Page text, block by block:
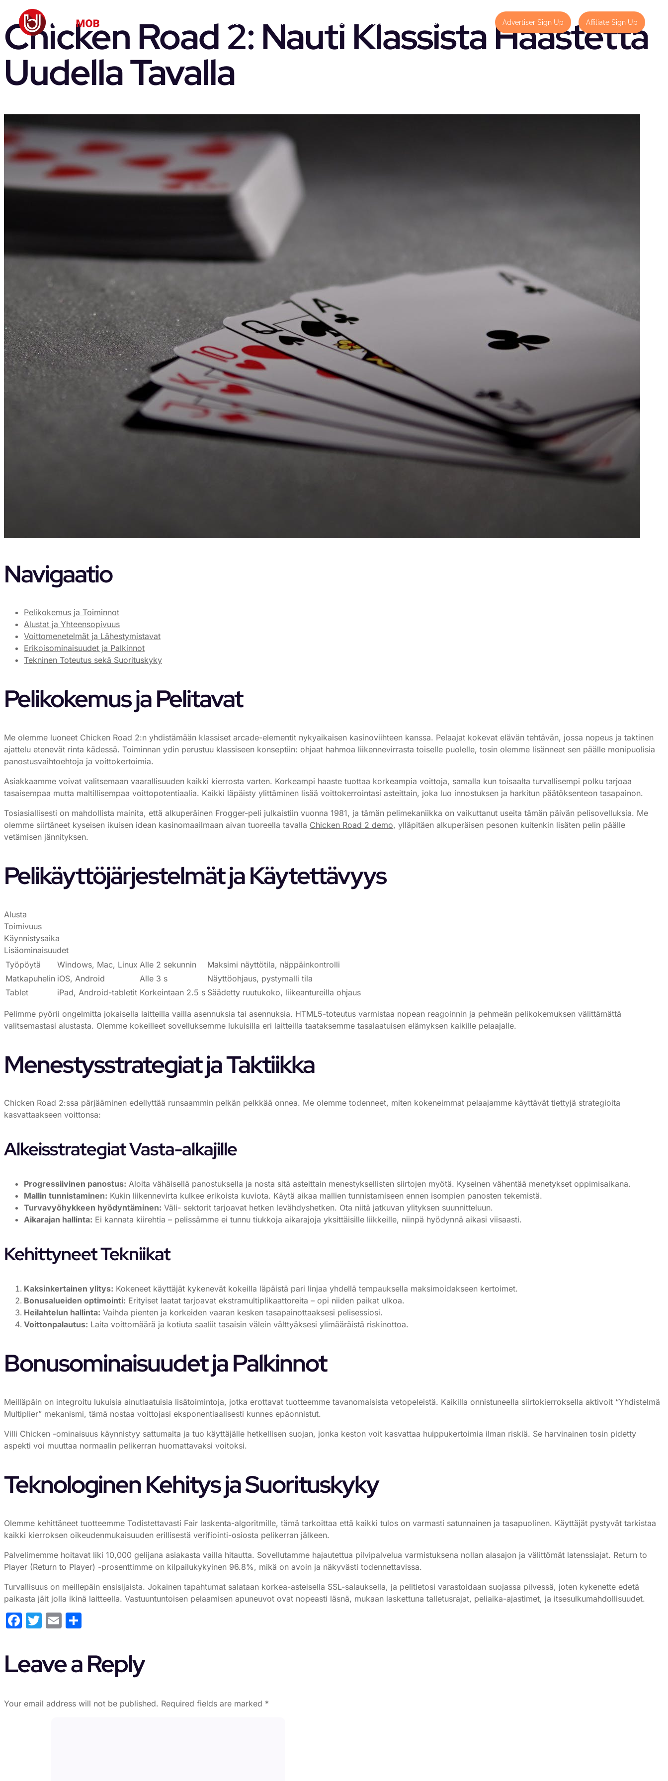
Home Marketing Services Partners Cases Advertiser Sign Up Affiliate Sign Up
Chicken Road 2: Nauti Klassista Haastetta
Uudella Tavalla
Navigaatio
Pelikokemus ja Toiminnot
Alustat ja Yhteensopivuus
Voittomenetelmät ja Lähestymistavat
Erikoisominaisuudet ja Palkinnot
Tekninen Toteutus sekä Suorituskyky
Pelikokemus ja Pelitavat
Me olemme luoneet Chicken Road 2:n yhdistämään klassiset arcade-elementit nykyaikaisen kasinoviihteen kanssa. Pelaajat kokevat elävän tehtävän, jossa nopeus ja taktinen
ajattelu etenevät rinta kädessä. Toiminnan ydin perustuu klassiseen konseptiin: ohjaat hahmoa liikennevirrasta toiselle puolelle, tosin olemme lisänneet sen päälle monipuolisia
panostusvaihtoehtoja ja voittokertoimia.
Asiakkaamme voivat valitsemaan vaarallisuuden kaikki kierrosta varten. Korkeampi haaste tuottaa korkeampia voittoja, samalla kun toisaalta turvallisempi polku tarjoaa
tasaisempaa mutta maltillisempaa voittopotentiaalia. Kaikki läpäisty ylittäminen lisää voittokerrointasi asteittain, joka luo innostuksen ja harkitun päätöksenteon tasapainon.
Tosiasiallisesti on mahdollista mainita, että alkuperäinen Frogger-peli julkaistiin vuonna 1981, ja tämän pelimekaniikka on vaikuttanut useita tämän päivän pelisovelluksia. Me
olemme siirtäneet kyseisen ikuisen idean kasinomaailmaan aivan tuoreella tavalla Chicken Road 2 demo, ylläpitäen alkuperäisen pesonen kuitenkin lisäten pelin päälle
vetämisen jännityksen.
Pelikäyttöjärjestelmät ja Käytettävyys
Alusta
Toimivuus
Käynnistysaika
Lisäominaisuudet
Työpöytä
Windows, Mac, Linux Alle 2 sekunnin
Maksimi näyttötila, näppäinkontrolli
Matkapuhelin iOS, Android Alle 3 s
Näyttöohjaus, pystymalli tila
Tablet
iPad, Android-tabletit Korkeintaan 2.5 s Säädetty ruutukoko, liikeantureilla ohjaus
Pelimme pyörii ongelmitta jokaisella laitteilla vailla asennuksia tai asennuksia. HTML5-toteutus varmistaa nopean reagoinnin ja pehmeän pelikokemuksen välittämättä
valitsemastasi alustasta. Olemme kokeilleet sovelluksemme lukuisilla eri laitteilla taataksemme tasalaatuisen elämyksen kaikille pelaajalle.
Menestysstrategiat ja Taktiikka
Chicken Road 2:ssa pärjääminen edellyttää runsaammin pelkän pelkkää onnea. Me olemme todenneet, miten kokeneimmat pelaajamme käyttävät tiettyjä strategioita
kasvattaakseen voittonsa:
Alkeisstrategiat Vasta-alkajille
Progressiivinen panostus: Aloita vähäisellä panostuksella ja nosta sitä asteittain menestyksellisten siirtojen myötä. Kyseinen vähentää menetykset oppimisaikana.
Mallin tunnistaminen: Kukin liikennevirta kulkee erikoista kuviota. Käytä aikaa mallien tunnistamiseen ennen isompien panosten tekemistä.
Turvavyöhykkeen hyödyntäminen: Väli- sektorit tarjoavat hetken levähdyshetken. Ota niitä jatkuvan ylityksen suunnitteluun.
Aikarajan hallinta: Ei kannata kiirehtia – pelissämme ei tunnu tiukkoja aikarajoja yksittäisille liikkeille, niinpä hyödynnä aikasi viisaasti.
Kehittyneet Tekniikat
Kaksinkertainen ylitys: Kokeneet käyttäjät kykenevät kokeilla läpäistä pari linjaa yhdellä tempauksella maksimoidakseen kertoimet.
Bonusalueiden optimointi: Erityiset laatat tarjoavat ekstramultiplikaattoreita – opi niiden paikat ulkoa.
Heilahtelun hallinta: Vaihda pienten ja korkeiden vaaran kesken tasapainottaaksesi pelisessiosi.
Voittonpalautus: Laita voittomäärä ja kotiuta saaliit tasaisin välein välttyäksesi ylimääräistä riskinottoa.
Bonusominaisuudet ja Palkinnot
Meilläpäin on integroitu lukuisia ainutlaatuisia lisätoimintoja, jotka erottavat tuotteemme tavanomaisista vetopeleistä. Kaikilla onnistuneella siirtokierroksella aktivoit “Yhdistelmä
Multiplier” mekanismi, tämä nostaa voittojasi eksponentiaalisesti kunnes epäonnistut.
Villi Chicken -ominaisuus käynnistyy sattumalta ja tuo käyttäjälle hetkellisen suojan, jonka keston voit kasvattaa huippukertoimia ilman riskiä. Se harvinainen tosin pidetty
aspekti voi muuttaa normaalin pelikerran huomattavaksi voitoksi.
Teknologinen Kehitys ja Suorituskyky
Olemme kehittäneet tuotteemme Todistettavasti Fair laskenta-algoritmille, tämä tarkoittaa että kaikki tulos on varmasti satunnainen ja tasapuolinen. Käyttäjät pystyvät tarkistaa
kaikki kierroksen oikeudenmukaisuuden erillisestä verifiointi-osiosta pelikerran jälkeen.
Palvelimemme hoitavat liki 10,000 gelijana asiakasta vailla hitautta. Sovellutamme hajautettua pilvipalvelua varmistuksena nollan alasajon ja välittömät latenssiajat. Return to
Player (Return to Player) -prosenttimme on kilpailukykyinen 96.8%, mikä on avoin ja näkyvästi todennettavissa.
Turvallisuus on meillepäin ensisijaista. Jokainen tapahtumat salataan korkea-asteisella SSL-salauksella, ja pelitietosi varastoidaan suojassa pilvessä, joten kykenette edetä
paikasta jäit jolla ikinä laitteella. Vastuuntuntoisen pelaamisen apuneuvot ovat nopeasti läsnä, mukaan laskettuna talletusrajat, peliaika-ajastimet, ja itsesulkumahdollisuudet.
Facebook
Twitter
Email
Leave a Reply
Your email address will not be published. Required fields are marked *